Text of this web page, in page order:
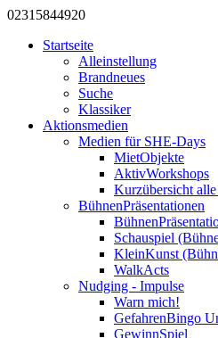
0231 5844920
Startseite
Alleinstellung
Brandneues
Suche
Klassiker
Aktionsmedien
Medien für SHE-Days
MietObjekte
AktivWorkshops
Kurzübersicht
BühnenPräsentationen
Schauspiel
KleinKunst
WalkActs
Nudging - Impulse
Warn mich!
GefahrenBingo
GewinnSpiel